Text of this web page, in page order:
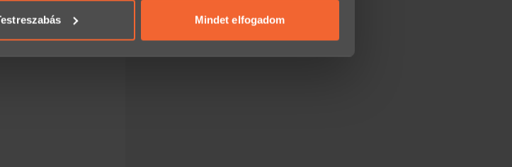
Mindet elfogadom